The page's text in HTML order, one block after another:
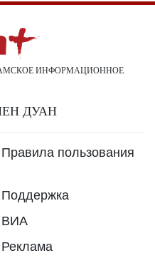
ИНФОРМАЦИОННОЕ
ДУАН
Правила пользования
Поддержка
ВИА
Реклама